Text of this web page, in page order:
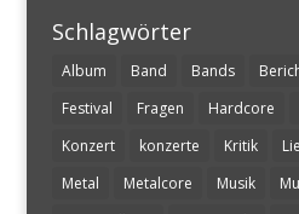
Schlagwörter
Album Band Bands
Festival
Fragen Hardcore
Konzert
konzerte Kritik
Metal
Metalcore Musik